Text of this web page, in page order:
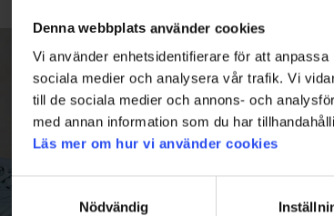
Denna webbplats använder cookies
Vi använder enhetsidentifierare för att
sociala medier och analysera vår trafik. Vi
till de sociala medier och annons- och
med annan information som du har
Läs mer om hur vi använder cookies
Nödvändig